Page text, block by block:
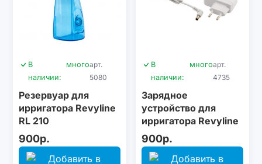
В
наличии:
многоарт.
5080
Резервуар для
ирригатора Revyline
RL 210
900р.
В
наличии:
многоарт.
4735
Зарядное
устройство для
ирригатора Revyline
RL 700
900р.